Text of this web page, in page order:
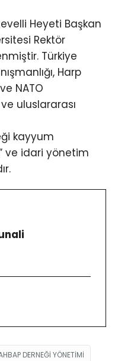
Heyeti Başkan
Rektör
Türkiye
Harp
NATO
uluslararası
kayyum
ve idari yönetim
DERNEĞI YÖNETIMI